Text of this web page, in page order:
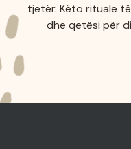
tjetër. Këto rituale
dhe qetësi për